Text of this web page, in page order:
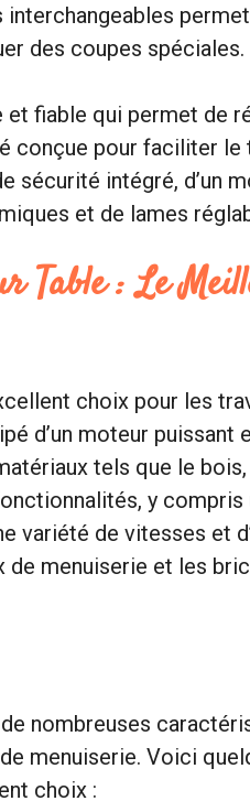
interchangeables
des coupes spéciales.
fiable qui permet de
conçue pour faciliter le
sécurité intégré, d’un
et de lames
Table : Le
choix pour les
d’un moteur puissant
tels que le
y compris
variété de vitesses et
menuiserie et les
nombreuses
menuiserie. Voici
choix :